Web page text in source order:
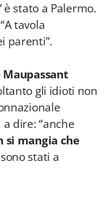
è stato a Palermo.
tavola
parenti”.
Maupassant
gli idioti non
dire: “anche
si mangia che
stati a